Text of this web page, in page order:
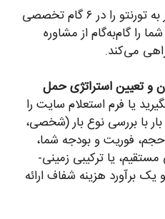
ما در آنی بار، فرایند ارسال بار به تورنتو را در ۶ گام تخصصی
را گام‌به‌گام از مشاوره
می‌کند.
۰۲۱ تماس بگیرید یا فرم استعلام سایت را
با بررسی نوع بار (شخصی،
فوریت و بودجه شما،
یا ترکیبی زمینی-
برآورد هزینه شفاف ارائه